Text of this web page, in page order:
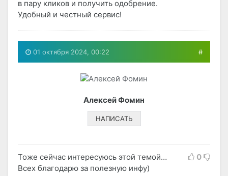
в пару кликов и получить одобрение.
Удобный и честный сервис!
01 октября 2024, 00:22 #
Алексей Фомин
НАПИСАТЬ
Тоже сейчас интересуюсь этой темой…
Всех благодарю за полезную инфу)
0